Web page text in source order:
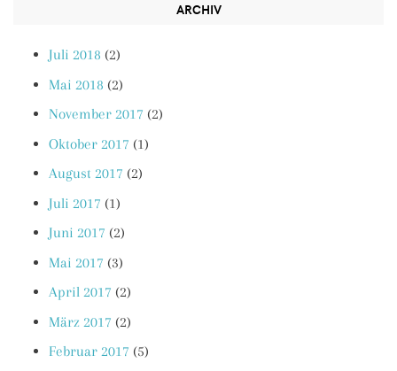
ARCHIV
Juli 2018 (2)
Mai 2018 (2)
November 2017 (2)
Oktober 2017 (1)
August 2017 (2)
Juli 2017 (1)
Juni 2017 (2)
Mai 2017 (3)
April 2017 (2)
März 2017 (2)
Februar 2017 (5)